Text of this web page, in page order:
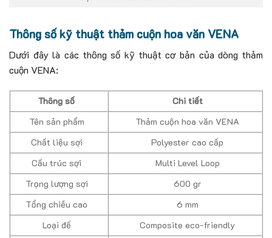
Thông số kỹ thuật thảm cuộn hoa văn VENA
Dưới đây là các thông số kỹ thuật cơ bản của dòng thảm
cuộn VENA:
Thông số
Chi tiết
Tên sản phẩm
Thảm cuộn hoa văn VENA
Chất liệu sợi
Polyester cao cấp
Cấu trúc sợi
Multi Level Loop
Trọng lượng sợi
600 gr
Tổng chiều cao
6 mm
Loại đế
Composite eco-friendly